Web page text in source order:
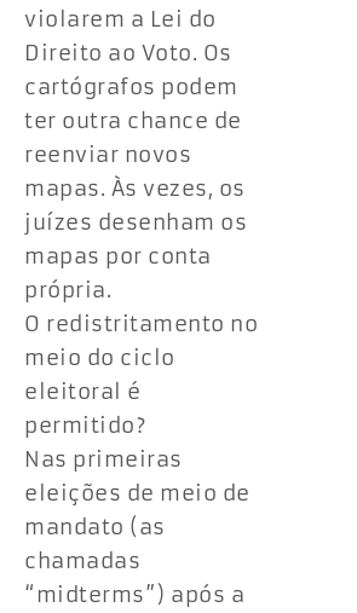
violarem a Lei do
Direito ao Voto. Os
cartógrafos podem
ter outra chance de
reenviar novos
mapas. Às vezes, os
juízes desenham os
mapas por conta
própria.
O redistritamento no
meio do ciclo
eleitoral é
permitido?
Nas primeiras
eleições de meio de
mandato (as
chamadas
“midterms”) após a